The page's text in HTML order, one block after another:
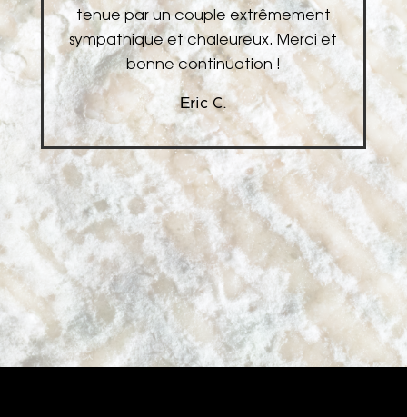
tenue par un couple extrêmement
sympathique et chaleureux. Merci et
bonne continuation !
Eric C.